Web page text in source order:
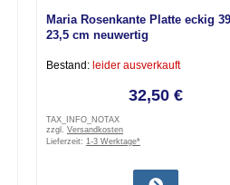
Maria Rosenkante Platte eckig
23,5 cm neuwertig
Bestand: leider ausverkauft
32,50 €
TAX_INFO_NOTAX
zzgl. Versandkosten
Lieferzeit: 1-3 Werktage*